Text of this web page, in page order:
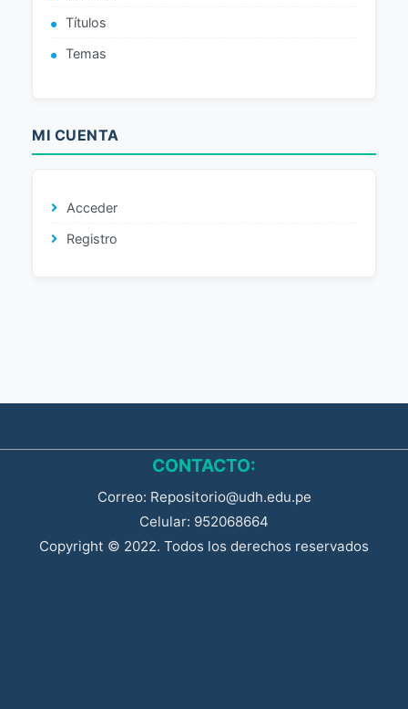
Títulos
Temas
MI CUENTA
Acceder
Registro
CONTACTO:
Correo: Repositorio@udh.edu.pe
Celular: 952068664
Copyright © 2022. Todos los derechos reservados